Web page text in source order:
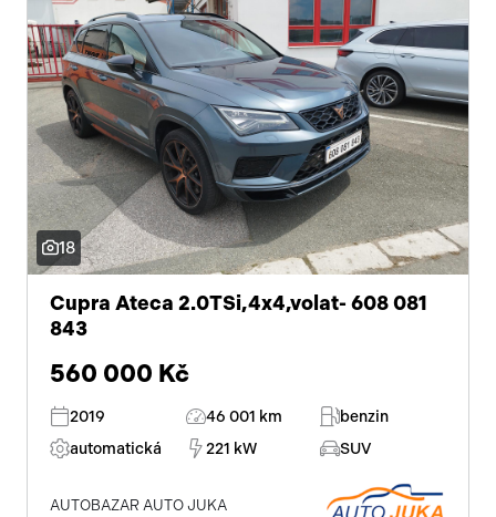
18
Cupra Ateca 2.0TSi,4x4,volat- 608 081
843
560 000 Kč
2019 46 001 km
benzin
automatická
221 kW SUV
AUTOBAZAR AUTO JUKA